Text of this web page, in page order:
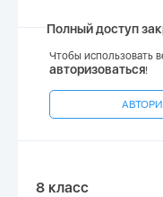
Полный доступ
Чтобы использовать
авторизоваться!
8 класс